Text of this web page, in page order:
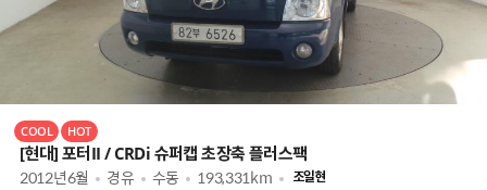
COOL HOT
[현대] 포터II / CRDi 슈퍼캡 초장축 플러스팩
2012년6월 경유 수동 193,331km 조일현